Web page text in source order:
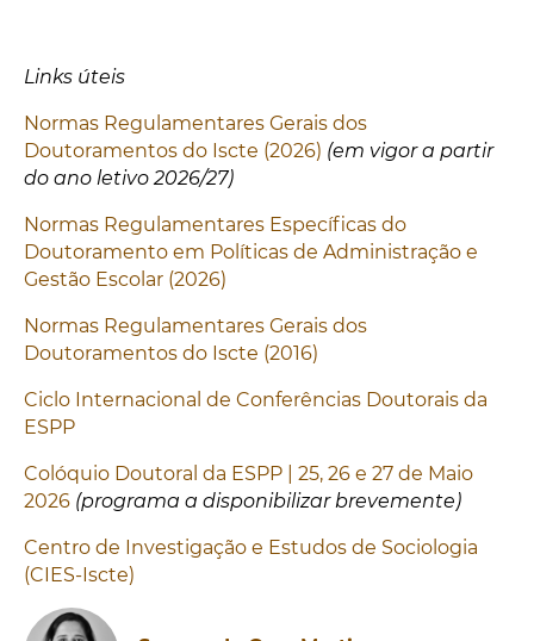
Links úteis
Normas Regulamentares Gerais dos
Doutoramentos do Iscte (2026) (em vigor a partir
do ano letivo 2026/27)
Normas Regulamentares Específicas do
Doutoramento em Políticas de Administração e
Gestão Escolar (2026)
Normas Regulamentares Gerais dos
Doutoramentos do Iscte (2016)
Ciclo Internacional de Conferências Doutorais da
ESPP
Colóquio Doutoral da ESPP | 25, 26 e 27 de Maio
2026 (programa a disponibilizar brevemente)
Centro de Investigação e Estudos de Sociologia
(CIES-Iscte)